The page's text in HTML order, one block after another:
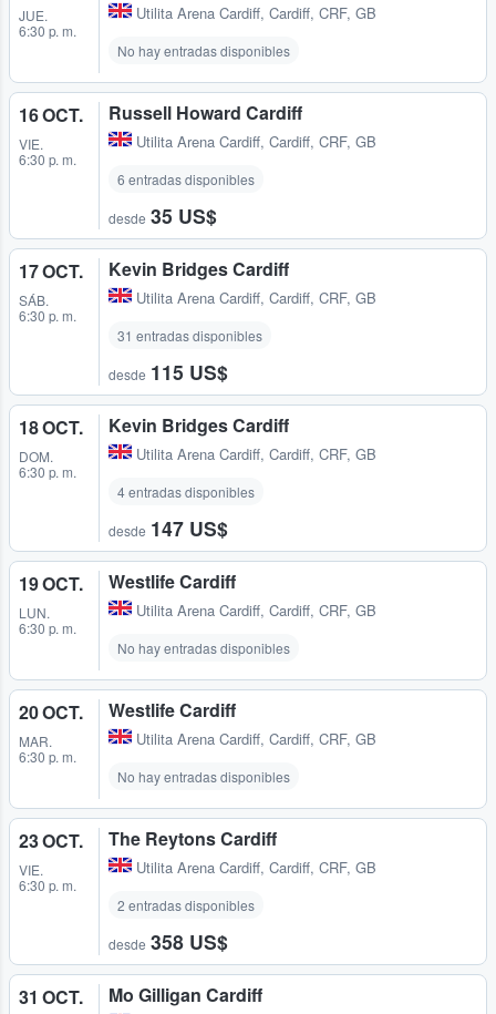
JUE.
6:30 p. m.
Utilita Arena Cardiff, Cardiff, CRF, GB
No hay entradas disponibles
16 OCT.
VIE.
6:30 p. m.
Russell Howard Cardiff
Utilita Arena Cardiff, Cardiff, CRF, GB
6 entradas disponibles
desde 35 US$
17 OCT.
SÁB.
6:30 p. m.
Kevin Bridges Cardiff
Utilita Arena Cardiff, Cardiff, CRF, GB
31 entradas disponibles
desde 115 US$
18 OCT.
DOM.
6:30 p. m.
Kevin Bridges Cardiff
Utilita Arena Cardiff, Cardiff, CRF, GB
4 entradas disponibles
desde 147 US$
19 OCT.
LUN.
6:30 p. m.
Westlife Cardiff
Utilita Arena Cardiff, Cardiff, CRF, GB
No hay entradas disponibles
20 OCT.
MAR.
6:30 p. m.
Westlife Cardiff
Utilita Arena Cardiff, Cardiff, CRF, GB
No hay entradas disponibles
23 OCT.
VIE.
6:30 p. m.
The Reytons Cardiff
Utilita Arena Cardiff, Cardiff, CRF, GB
2 entradas disponibles
desde 358 US$
31 OCT. Mo Gilligan Cardiff